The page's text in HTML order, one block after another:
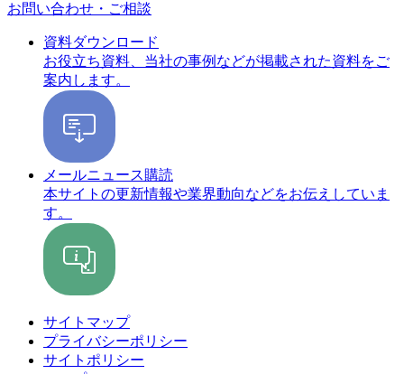
お問い合わせ・ご相談
資料ダウンロード
お役立ち資料、当社の事例などが掲載された資料をご
案内します。
メールニュース購読
本サイトの更新情報や業界動向などをお伝えしていま
す。
サイトマップ
プライバシーポリシー
サイトポリシー